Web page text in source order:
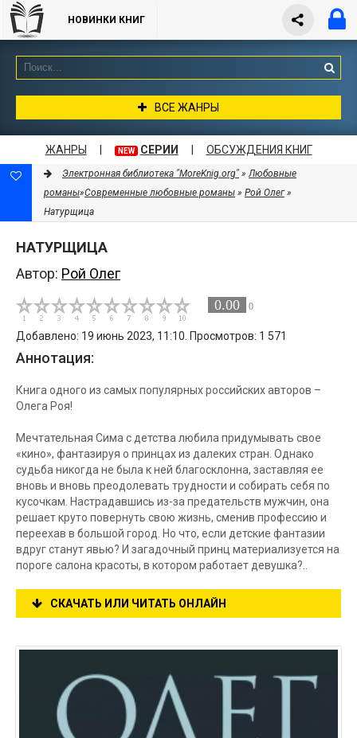
НОВИНКИ КНИГ
ВСЕ ЖАНРЫ
ЖАНРЫ NEW СЕРИИ ОБСУЖДЕНИЯ КНИГ
Электронная библиотека "MoreKnig.org" »Любовные
романы»Современные любовные романы » Рой Олег»
Натурщица
НАТУРЩИЦА
Автор: Рой Олег
0.00 0
Добавлено: 19 июнь 2023, 11:10. Просмотров: 1 571
Аннотация:
Книга одного из самых популярных российских авторов –
Олега Роя!
Мечтательная Сима с детства любила придумывать свое
«кино», фантазируя о принцах из далеких стран. Однако
судьба никогда не была к ней благосклонна, заставляя ее
вновь и вновь преодолевать трудности и собирать себя по
кусочкам. Настрадавшись из-за предательств мужчин, она
решает круто повернуть свою жизнь, сменив профессию и
переехав в большой город. Но что, если детские фантазии
вдруг станут явью? И загадочный принц материализуется на
пороге салона красоты, в котором работает девушка?..
СКАЧАТЬ ИЛИ ЧИТАТЬ ОНЛАЙН